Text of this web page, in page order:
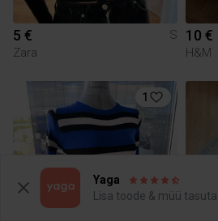
5 €
S
Zara
10 €
H&M
1
Yaga
Lisa toode & müü tasuta